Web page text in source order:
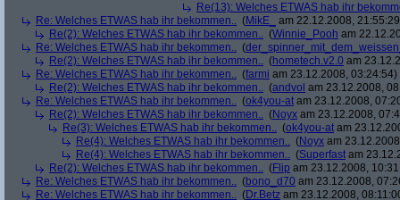
Re(13): Welches ETWAS hab ihr
Re: Welches ETWAS hab ihr bekommen.. (MikE_
am 22.12.2008,
Re(2): Welches ETWAS hab ihr bekommen.. (Winnie_Pooh am
Re: Welches ETWAS hab ihr bekommen.. (
Re(2): Welches ETWAS hab ihr bekommen.. (hometech.v2.0 am
Re: Welches ETWAS hab ihr bekommen.. (farmi am 23.12.2008, 03:24:54)
Re(2): Welches ETWAS hab ihr bekommen.. (andvol am 23.12.2008,
Re: Welches ETWAS hab ihr bekommen.. (ok4you-at am 23.12.2008,
Re(2): Welches ETWAS hab ihr bekommen.. (Noyx am 23.12.2008,
Re(3): Welches ETWAS hab ihr bekommen.. (ok4you-at am
Re(4): Welches ETWAS hab ihr bekommen.. (Noyx am
Re(4): Welches ETWAS hab ihr bekommen.. (Superfast am
Re(2): Welches ETWAS hab ihr bekommen.. (Flip am 23.12.2008,
Re: Welches ETWAS hab ihr bekommen.. (bono_d70 am 23.12.2008,
Re: Welches ETWAS hab ihr bekommen.. (Dr.Betz am 23.12.2008,